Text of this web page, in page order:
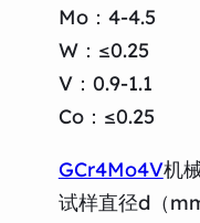
Mo：4-4.5
W：≤0.25
V：0.9-1.1
Co：≤0.25
GCr4Mo4V机
试样直径d（